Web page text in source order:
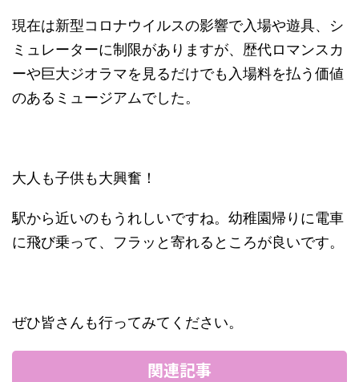
現在は新型コロナウイルスの影響で入場や遊具、シ
ミュレーターに制限がありますが、歴代ロマンスカ
ーや巨大ジオラマを見るだけでも入場料を払う価値
のあるミュージアムでした。
大人も子供も大興奮！
駅から近いのもうれしいですね。幼稚園帰りに電車
に飛び乗って、フラッと寄れるところが良いです。
ぜひ皆さんも行ってみてください。
関連記事